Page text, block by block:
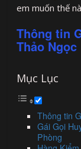
em muốn thế
Thông tin
Thảo Ngọc
Mục Lục
Thông tin
Gái Gọi
Phòng